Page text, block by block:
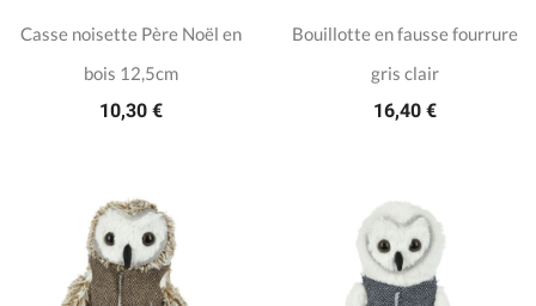
Casse noisette Père Noël en
bois 12,5cm
10,30 €
Bouillotte en fausse fourrure
gris clair
16,40 €